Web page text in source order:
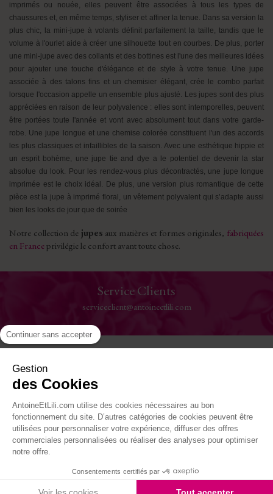
imprimés ou nouée, elles peuvent être associées à tous les types de
chaussures et, en même temps, styliser et affiner la tenue. Dans sa version la
plus chic, la mini-jupe à volants définit parfaitement la taille, tandis que le
volume à l'ourlet aide à créer une silhouette tout en courbes. De plus, porter
une mini-jupe avec des collants et des bottines est l'une des meilleures idées
pour ajouter une touche d'élégance et de style à votre tenue. Une jupe
associée à des talons fins et un chemisier élégant, crée le combo parfait
lorsque l'occasion appelle un ensemble plus ajusté. Les jupes sont des plus
appréciées en raison de leur polyvalence : elles sont intemporelles, peuvent
être portées toute l'année et vont avec absolument tout dans votre garde-
robe. Une jupe longue et une chemise colorée constituent l'un des accords
les plus classiques et infaillibles de la saison. Avec une esthétique hippie et
un esprit bohème, une jupe tie and dye a le potentiel de devenir la star
absolue du look. Pour les rendez-vous plus décontractés, une jupe longue
imprimée est le choix idéal. De plus, une version plus romantique de cette
pièce est la jupe à imprimé floral, un vêtement polyvalent qui s’adapte aussi
bien les looks de jour que de soirée
Notre collection de jupes aux matières et formes originales, fabriquées
en Franceprivilégie le confort avant toute chose.
Paiement Sécurisé
Visa, Mastercard, Paypal
La Maison
Où nous trouver
Suivez-nous
Site réalisé par Kiwik - Agence PrestaShop
Continuer sans accepter
Gestion
des Cookies
AntoineEtLili.com utilise des cookies nécessaires au bon
fonctionnement du site. D’autres catégories de cookies peuvent être
utilisées pour personnaliser votre expérience, diffuser des offres
commerciales personnalisées ou réaliser des analyses pour optimiser
notre offre.
Consentements certifiés par